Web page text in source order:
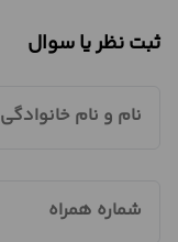
ثبت نظر یا سوال
نام و نام خانوادگی
شماره همراه